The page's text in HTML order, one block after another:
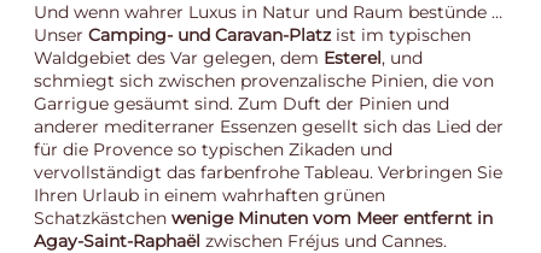
Und wenn wahrer Luxus in Natur und Raum bestünde …
Unser Camping- und Caravan-Platzist im typischen
Waldgebiet des Var gelegen, dem Esterel, und
schmiegt sich zwischen provenzalische Pinien, die von
Garrigue gesäumt sind. Zum Duft der Pinien und
anderer mediterraner Essenzen gesellt sich das Lied der
für die Provence so typischen Zikaden und
vervollständigt das farbenfrohe Tableau. Verbringen Sie
Ihren Urlaub in einem wahrhaften grünen
Schatzkästchen wenige Minuten vom Meer entfernt in
Agay-Saint-Raphaël zwischen Fréjus und Cannes.